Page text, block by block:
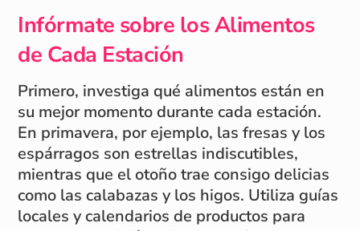
Infórmate sobre los Alimentos
de Cada Estación
Primero, investiga qué alimentos están en
su mejor momento durante cada estación.
En primavera, por ejemplo, las fresas y los
espárragos son estrellas indiscutibles,
mientras que el otoño trae consigo delicias
como las calabazas y los higos. Utiliza guías
locales y calendarios de productos para